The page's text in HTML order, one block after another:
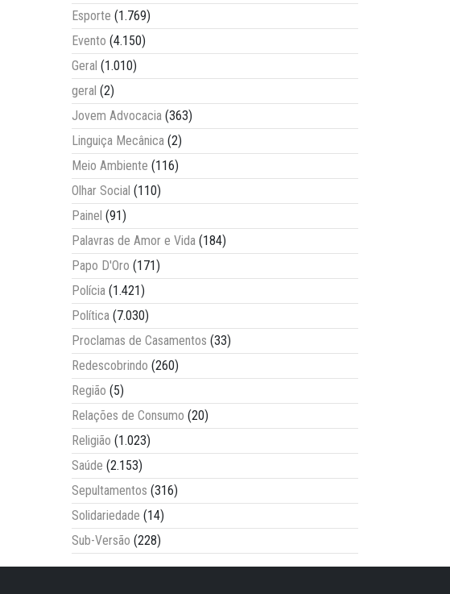
Esporte (1.769)
Evento (4.150)
Geral (1.010)
geral (2)
Jovem Advocacia (363)
Linguiça Mecânica (2)
Meio Ambiente (116)
Olhar Social (110)
Painel (91)
Palavras de Amor e Vida (184)
Papo D'Oro (171)
Polícia (1.421)
Política (7.030)
Proclamas de Casamentos (33)
Redescobrindo (260)
Região (5)
Relações de Consumo (20)
Religião (1.023)
Saúde (2.153)
Sepultamentos (316)
Solidariedade (14)
Sub-Versão (228)